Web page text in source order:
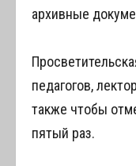
архивные
педагогов,
также чтобы
пятый раз.